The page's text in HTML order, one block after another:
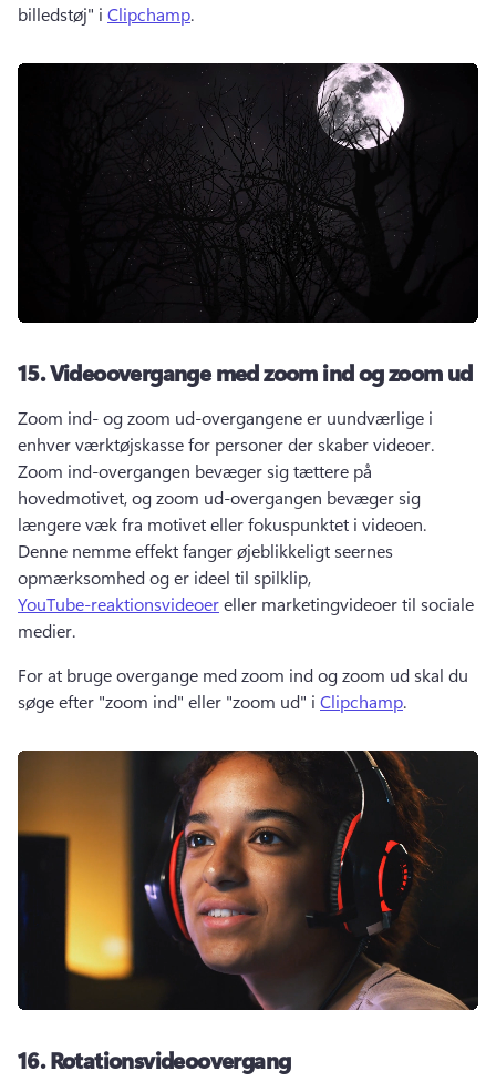
billedstøj" i Clipchamp.
15.Videoovergange med zoom ind og zoom ud
Zoom ind- og zoom ud-overgangene er uundværlige i
Zoom ind-overgangen bevæger sig tættere på
hovedmotivet, og zoom ud-overgangen bevæger sig
Denne nemme effekt fanger øjeblikkeligt seernes
opmærksomhed og er ideel til spilklip,
YouTube-reaktionsvideoer eller marketingvideoer til sociale
medier.
For at bruge overgange med zoom ind og zoom ud skal du
søge efter "zoom ind" eller "zoom ud" i Clipchamp.
16.Rotationsvideoovergang